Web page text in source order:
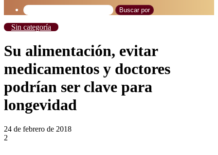
Buscar por
Sin categoría
Su alimentación, evitar
medicamentos y doctores
podrían ser clave para
longevidad
24 de febrero de 2018
2